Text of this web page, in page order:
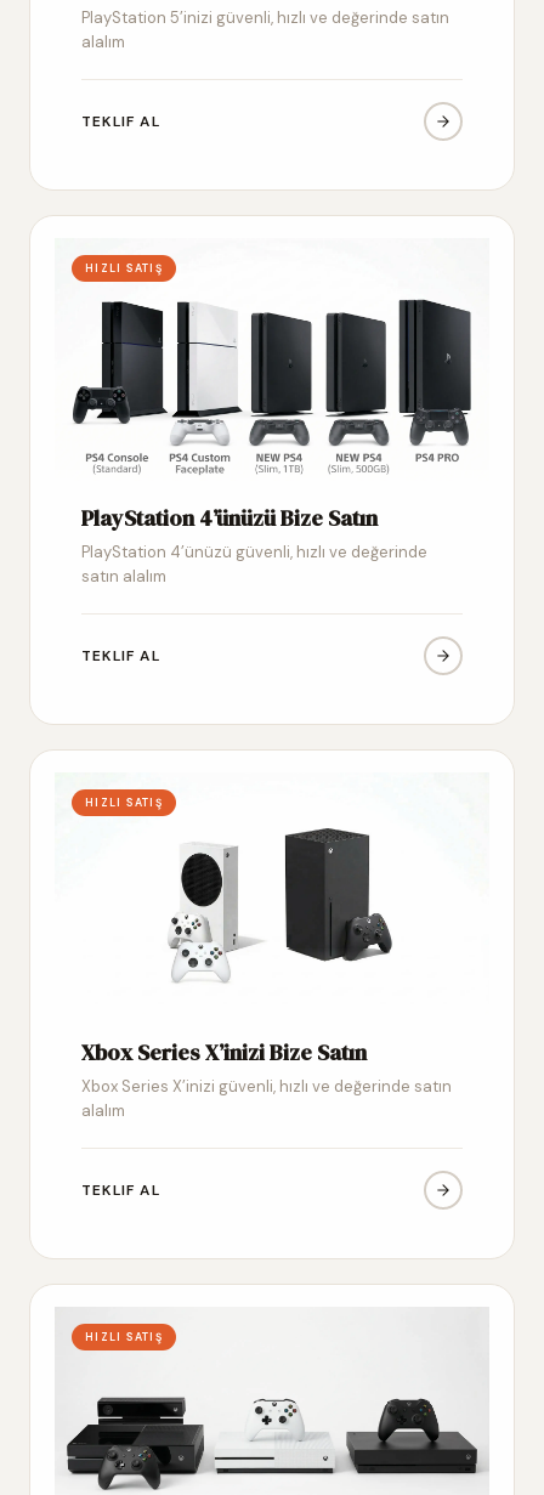
PlayStation 5’inizi güvenli, hızlı ve değerinde satın
alalım
TEKLIF AL
HIZLI SATIŞ
PlayStation 4’ünüzü Bize Satın
PlayStation 4’ünüzü güvenli, hızlı ve değerinde
satın alalım
TEKLIF AL
HIZLI SATIŞ
Xbox Series X’inizi Bize Satın
Xbox Series X’inizi güvenli, hızlı ve değerinde satın
alalım
TEKLIF AL
HIZLI SATIŞ